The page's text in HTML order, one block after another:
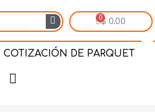
$ 0.00
COTIZACIÓN DE PARQUET